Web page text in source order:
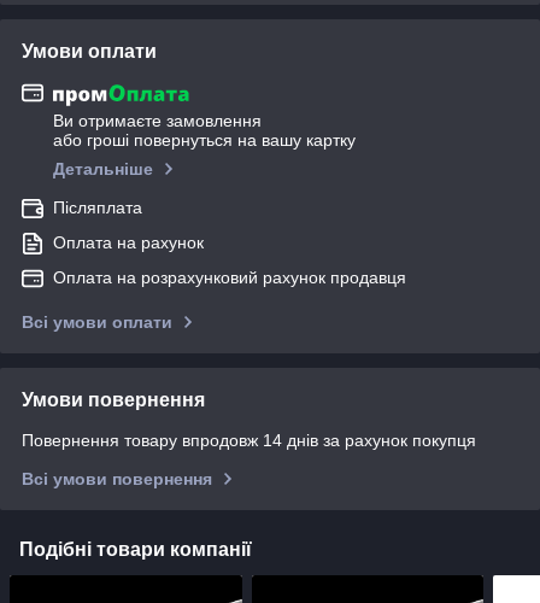
Умови оплати
Ви отримаєте замовлення
або гроші повернуться на вашу картку
Детальніше
Післяплата
Оплата на рахунок
Оплата на розрахунковий рахунок продавця
Всі умови оплати
Умови повернення
Повернення товару впродовж 14 днів за рахунок покупця
Всі умови повернення
Подібні товари компанії